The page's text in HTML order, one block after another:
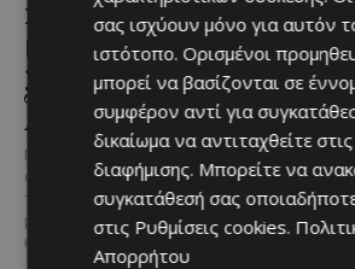
Συναγερμός στον Κόρνο
μετά την πυρκαγιά –
«Δεν θα υπήρχε δρόμος
διαφυγής», προειδοποιεί ο
Αντιδήμαρχος
Για ακόμη μία φορά, μια
ανθρώπινη απερισκεψία έφερε
την Κύπρο ένα βήμα πριν από μια
μεγάλη οικολογική
καταστροφή....
Road
#3: Η
Πάφο
κάνεις
Η Πάφος
που
ξανά και
βαρεθείς.
σας ισχύουν μόνο για αυτόν
ιστότοπο. Ορισμένοι
μπορεί να βασίζονται σε
συμφέρον αντί για
δικαίωμα να αντιταχθείτε στις
διαφήμισης. Μπορείτε να
συγκατάθεσή σας
στις Ρυθμίσεις cookies.
Απορρήτου